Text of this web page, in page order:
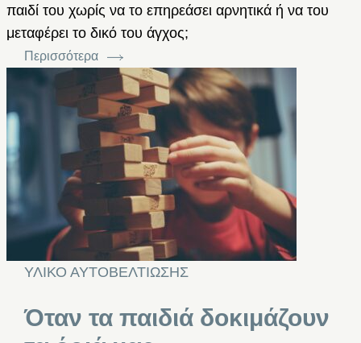
παιδί του χωρίς να το επηρεάσει αρνητικά ή να του
μεταφέρει το δικό του άγχος;
Περισσότερα
ΥΛΙΚΟ ΑΥΤΟΒΕΛΤΙΩΣΗΣ
Όταν τα παιδιά δοκιμάζουν